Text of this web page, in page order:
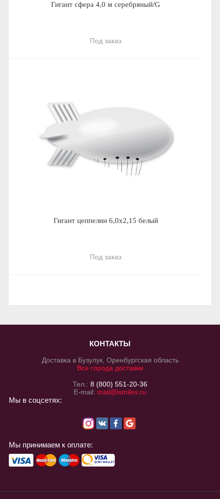
Гигант сфера 4,0 м серебряный/G
Под заказ
Гигант цеппелин 6,0х2,15 белый
Под заказ
КОНТАКТЫ
Доставка в Бузулук, Оренбургская область
Все города доставки
Тел.: 8 (800) 551-20-36
E-mail: mail@ismiles.ru
Мы в соцсетях:
Мы принимаем к оплате: